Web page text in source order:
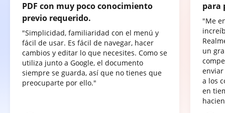
PDF con muy poco conocimiento
previo requerido.
"Simplicidad, familiaridad con el menú y
fácil de usar. Es fácil de navegar, hacer
cambios y editar lo que necesites. Como se
utiliza junto a Google, el documento
siempre se guarda, así que no tienes que
preocuparte por ello."
para
"Me
un
a los
en